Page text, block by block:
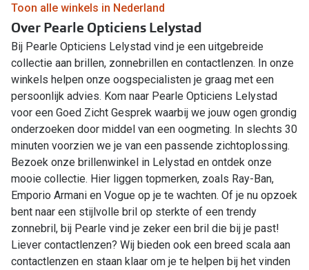
Toon alle winkels in Nederland
Over Pearle Opticiens Lelystad
Bij Pearle Opticiens Lelystad vind je een uitgebreide
collectie aan brillen, zonnebrillen en contactlenzen. In onze
winkels helpen onze oogspecialisten je graag met een
persoonlijk advies. Kom naar Pearle Opticiens Lelystad
voor een Goed Zicht Gesprek waarbij we jouw ogen grondig
onderzoeken door middel van een oogmeting. In slechts 30
minuten voorzien we je van een passende zichtoplossing.
Bezoek onze brillenwinkel in Lelystad en ontdek onze
mooie collectie. Hier liggen topmerken, zoals Ray-Ban,
Emporio Armani en Vogue op je te wachten. Of je nu opzoek
bent naar een stijlvolle bril op sterkte of een trendy
zonnebril, bij Pearle vind je zeker een bril die bij je past!
Liever contactlenzen? Wij bieden ook een breed scala aan
contactlenzen en staan klaar om je te helpen bij het vinden